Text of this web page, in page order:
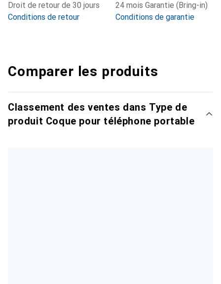
Droit de retour de 30 jours
Conditions de retour
24 mois Garantie (Bring-in)
Conditions de garantie
Comparer les produits
Classement des ventes dans Type de
produit Coque pour téléphone portable